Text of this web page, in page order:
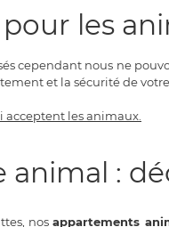
les
nous ne
et la sécurité de
acceptent les animaux.
:
nosappartements